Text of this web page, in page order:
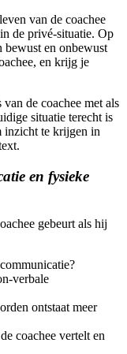
van de coachee
de privé-situatie. Op
bewust en onbewust
en krijg je
van de coachee met als
situatie terecht is
inzicht te krijgen in
en fysieke
gebeurt als hij
verbale
ontstaat meer
coachee vertelt en